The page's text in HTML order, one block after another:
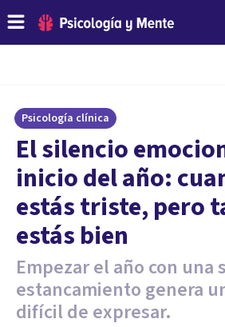
Psicología clínica
El silencio
inicio del año:
estás triste, pero
estás bien
Empezar el año con una
estancamiento genera
difícil de expresar.